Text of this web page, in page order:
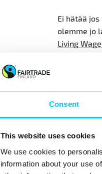
Consent
This website uses cookies
We use cookies to
information about your use
Ei hätää
olemme jo
Living
riittävä
Joidenkin
Meidän
palkkojen
ovat paljon